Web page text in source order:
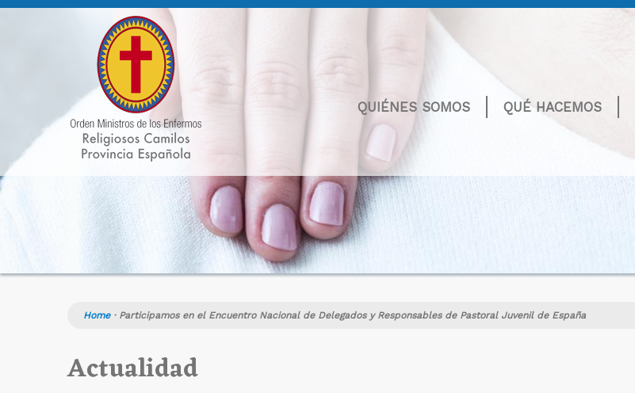
QUIÉNES SOMOS QUÉ HACEMOS
Home· Participamos en el Encuentro Nacional de Delegados y Responsables de Pastoral Juvenil de España
Actualidad